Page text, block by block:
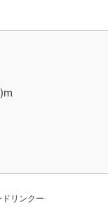
リンクー